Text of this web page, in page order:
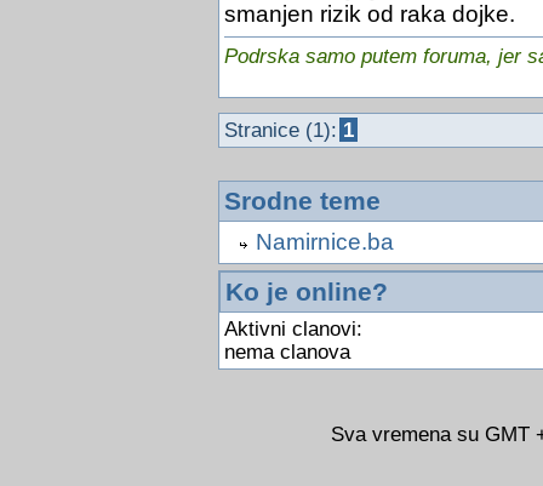
smanjen rizik od raka dojke.
Podrska samo putem foruma, jer
Stranice (1): 1
Srodne teme
Namirnice.ba
Ko je online?
Aktivni clanovi:
nema clanova
Sva vremena su GMT